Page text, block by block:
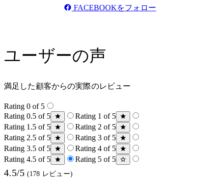
FACEBOOKをフォロー
ユーザーの声
満足した顧客からの実際のレビュー
Rating 0 of 5
Rating 0.5 of 5
Rating 1 of 5
Rating 1.5 of 5
Rating 2 of 5
Rating 2.5 of 5
Rating 3 of 5
Rating 3.5 of 5
Rating 4 of 5
Rating 4.5 of 5
Rating 5 of 5
4.5/5 (178 レビュー)